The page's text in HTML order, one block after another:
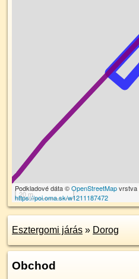
20 m
Podkladové dáta ©OpenStreetMapvrstva
https://poi.oma.sk/w1211187472
Esztergomi járás » Dorog
Obchod